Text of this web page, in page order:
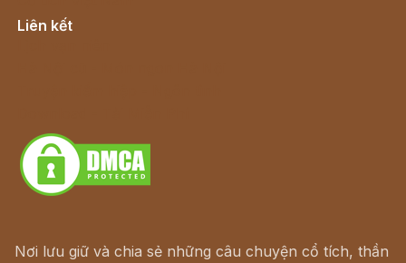
Liên kết
Nơi lưu giữ và chia sẻ những câu chuyện cổ tích, thần